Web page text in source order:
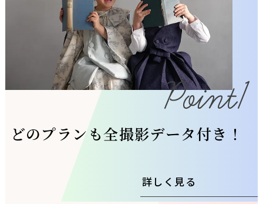
どのプランも全撮影データ付き！
詳しく見る